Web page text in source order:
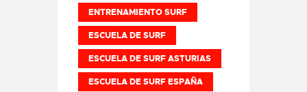
ENTRENAMIENTO SURF
ESCUELA DE SURF
ESCUELA DE SURF ASTURIAS
ESCUELA DE SURF ESPAÑA